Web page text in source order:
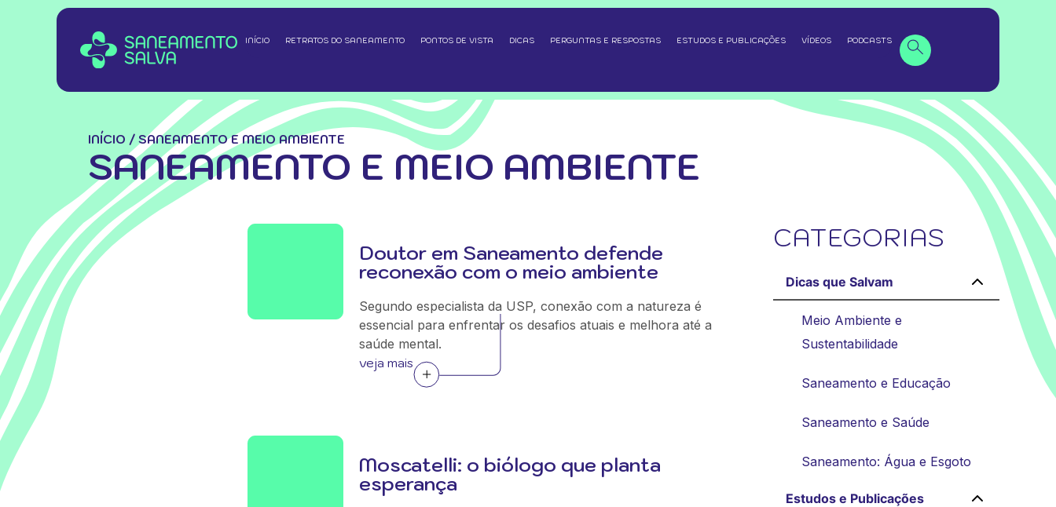
INÍCIO RETRATOS DO SANEAMENTO PONTOS DE VISTA DICAS PERGUNTAS E RESPOSTAS ESTUDOS E PUBLICAÇÕES VÍDEOS PODCASTS
INÍCIO / SANEAMENTO E MEIO AMBIENTE
SANEAMENTO E MEIO AMBIENTE
Doutor em Saneamento defende
reconexão com o meio ambiente
Segundo especialista da USP, conexão com a natureza é
essencial para enfrentar os desafios atuais e melhora até a
saúde mental.
veja mais
Moscatelli: o biólogo que planta
esperança
CATEGORIAS
Dicas que Salvam
Meio Ambiente e
Sustentabilidade
Saneamento e Educação
Saneamento e Saúde
Saneamento: Água e Esgoto
Estudos e Publicações